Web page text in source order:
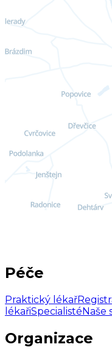
Péče
Praktický lékař
lékařiSpecialistéNaše
Organizace